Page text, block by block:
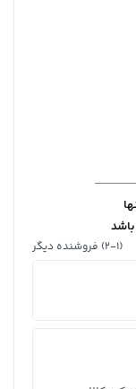
(2-1) فروشنده دیگر